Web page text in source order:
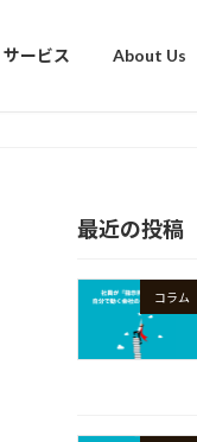
サービス About Us
最近の投稿
コラム